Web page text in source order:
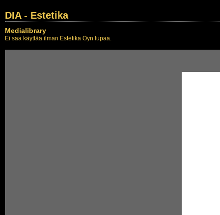
DIA - Estetika
Medialibrary
Ei saa käyttää ilman Estetika Oyn lupaa.